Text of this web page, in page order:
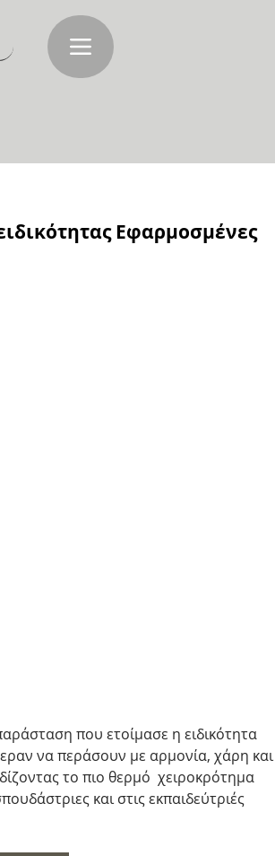
Εφαρμοσμένες
που ετοίμασε η ειδικότητα
να περάσουν με αρμονία, χάρη και
το πιο θερμό  χειροκρότημα
και στις εκπαιδεύτριές